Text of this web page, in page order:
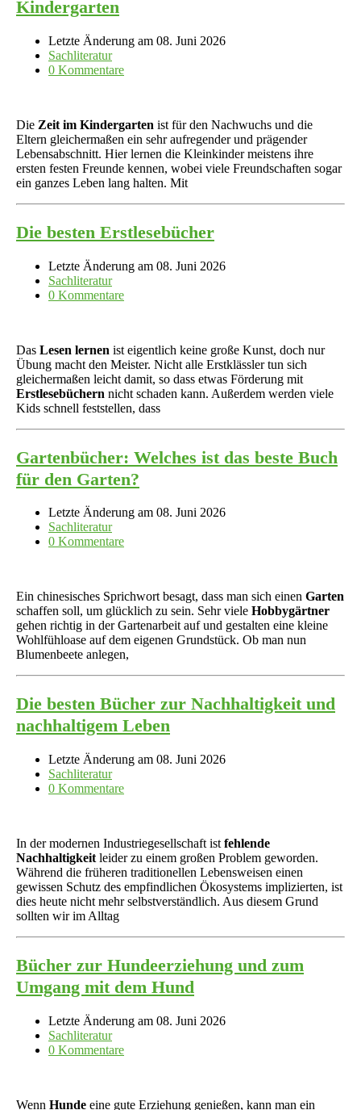
Kindergarten
Letzte Änderung am 08. Juni 2026
Sachliteratur
0 Kommentare
Die Zeit im Kindergarten ist für den Nachwuchs und die
Eltern gleichermaßen ein sehr aufregender und prägender
Lebensabschnitt. Hier lernen die Kleinkinder meistens ihre
ersten festen Freunde kennen, wobei viele Freundschaften sogar
ein ganzes Leben lang halten. Mit
Die besten Erstlesebücher
Letzte Änderung am 08. Juni 2026
Sachliteratur
0 Kommentare
Das Lesen lernen ist eigentlich keine große Kunst, doch nur
Übung macht den Meister. Nicht alle Erstklässler tun sich
gleichermaßen leicht damit, so dass etwas Förderung mit
Erstlesebüchern nicht schaden kann. Außerdem werden viele
Kids schnell feststellen, dass
Gartenbücher: Welches ist das beste Buch
für den Garten?
Letzte Änderung am 08. Juni 2026
Sachliteratur
0 Kommentare
Ein chinesisches Sprichwort besagt, dass man sich einen Garten
schaffen soll, um glücklich zu sein. Sehr viele Hobbygärtner
gehen richtig in der Gartenarbeit auf und gestalten eine kleine
Wohlfühloase auf dem eigenen Grundstück. Ob man nun
Blumenbeete anlegen,
Die besten Bücher zur Nachhaltigkeit und
nachhaltigem Leben
Letzte Änderung am 08. Juni 2026
Sachliteratur
0 Kommentare
In der modernen Industriegesellschaft ist fehlende
Nachhaltigkeit leider zu einem großen Problem geworden.
Während die früheren traditionellen Lebensweisen einen
gewissen Schutz des empfindlichen Ökosystems implizierten, ist
dies heute nicht mehr selbstverständlich. Aus diesem Grund
sollten wir im Alltag
Bücher zur Hundeerziehung und zum
Umgang mit dem Hund
Letzte Änderung am 08. Juni 2026
Sachliteratur
0 Kommentare
Wenn Hunde eine gute Erziehung genießen, kann man ein